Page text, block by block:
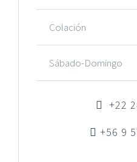
Colación
Sábado-Domingo
+22
+56 9